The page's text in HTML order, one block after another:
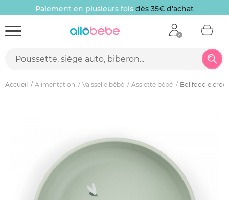
Paiement en plusieurs fois dès 35€ d'achat
Accueil Alimentation Vaisselle bébé Assiette bébé Bol foodie